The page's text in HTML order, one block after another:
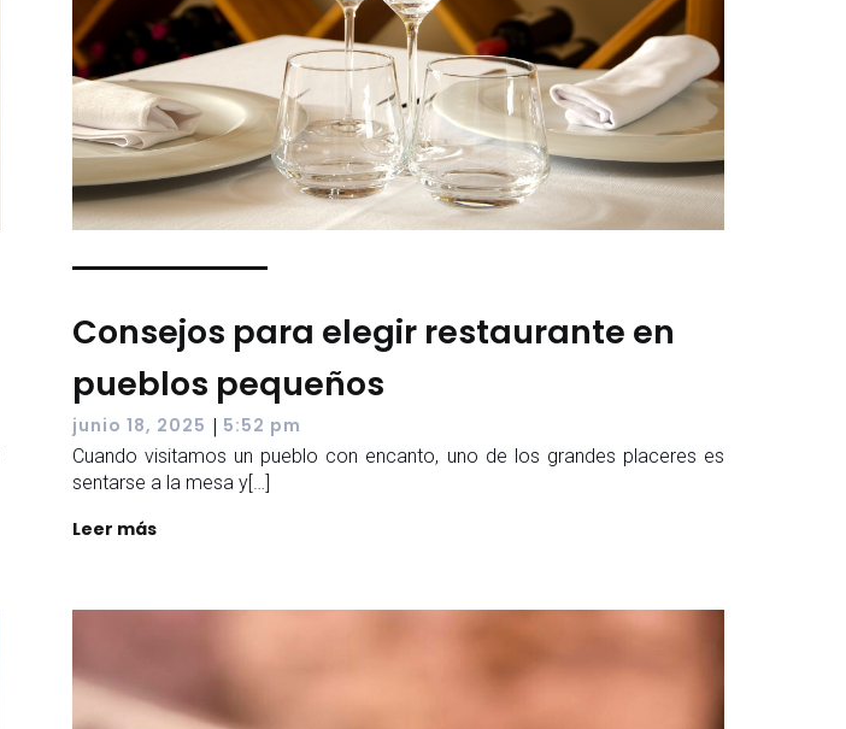
Consejos para elegir restaurante en
pueblos pequeños
junio 18, 2025 | 5:52 pm
Cuando visitamos un pueblo con encanto, uno de los grandes placeres es
sentarse a la mesa y[…]
Leer más